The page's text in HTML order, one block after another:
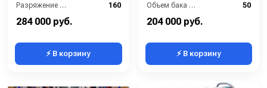
Разряжение (мБар):
160
284 000 руб.
⚡ В корзину
Объем бака для чистой воды, л:
50
204 000 руб.
⚡ В корзину